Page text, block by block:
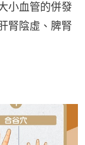
小血管的併發
腎陰虛、脾腎